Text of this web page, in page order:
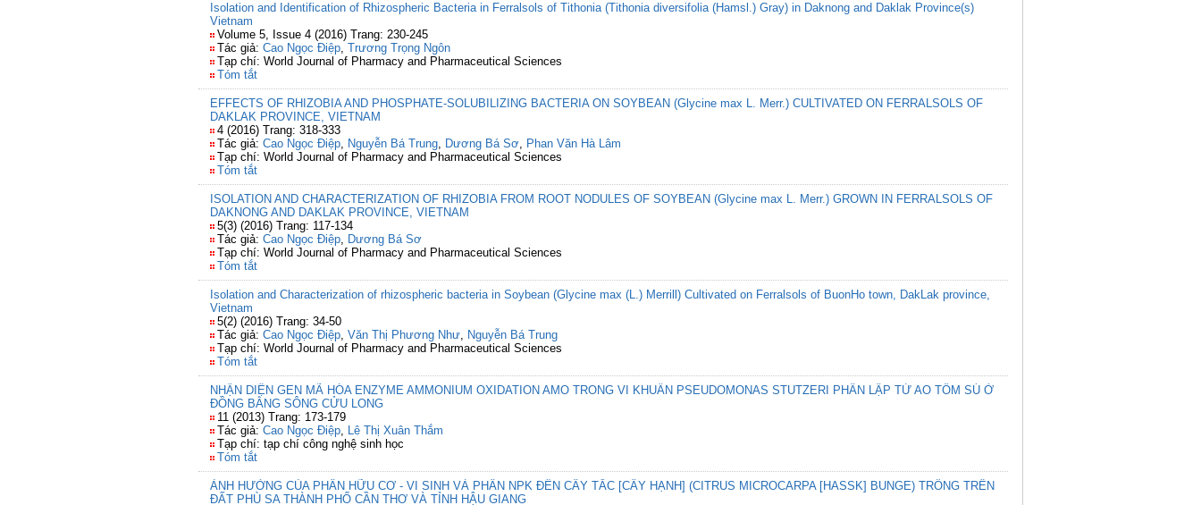
Isolation and Identification of Rhizospheric Bacteria in Ferralsols of Tithonia (Tithonia diversifolia (Hamsl.) Gray) in Daknong and Daklak Province(s)
Vietnam
Volume 5, Issue 4 (2016) Trang: 230-245
Tác giả: Cao Ngọc Điệp, Trương Trọng Ngôn
Tạp chí: World Journal of Pharmacy and Pharmaceutical Sciences
Tóm tắt
EFFECTS OF RHIZOBIA AND PHOSPHATE-SOLUBILIZING BACTERIA ON SOYBEAN (Glycine max L. Merr.) CULTIVATED ON FERRALSOLS OF
DAKLAK PROVINCE, VIETNAM
4 (2016) Trang: 318-333
Tác giả: Cao Ngọc Điệp, Nguyễn Bá Trung, Dương Bá Sơ, Phan Văn Hà Lâm
Tạp chí: World Journal of Pharmacy and Pharmaceutical Sciences
Tóm tắt
ISOLATION AND CHARACTERIZATION OF RHIZOBIA FROM ROOT NODULES OF SOYBEAN (Glycine max L. Merr.) GROWN IN FERRALSOLS OF
DAKNONG AND DAKLAK PROVINCE, VIETNAM
5(3) (2016) Trang: 117-134
Tác giả: Cao Ngọc Điệp, Dương Bá Sơ
Tạp chí: World Journal of Pharmacy and Pharmaceutical Sciences
Tóm tắt
Isolation and Characterization of rhizospheric bacteria in Soybean (Glycine max (L.) Merrill) Cultivated on Ferralsols of BuonHo town, DakLak province,
Vietnam
5(2) (2016) Trang: 34-50
Tác giả: Cao Ngọc Điệp, Văn Thị Phương Như, Nguyễn Bá Trung
Tạp chí: World Journal of Pharmacy and Pharmaceutical Sciences
Tóm tắt
NHẬN DIỆN GEN MÃ HÓA ENZYME AMMONIUM OXIDATION AMO TRONG VI KHUẨN PSEUDOMONAS STUTZERI PHÂN LẬP TỪ AO TÔM SÚ Ở
ĐỒNG BẰNG SÔNG CỬU LONG
11 (2013) Trang: 173-179
Tác giả: Cao Ngọc Điệp, Lê Thị Xuân Thắm
Tạp chí: tạp chí công nghệ sinh học
Tóm tắt
ẢNH HƯỞNG CỦA PHÂN HỮU CƠ - VI SINH VÀ PHÂN NPK ĐẾN CÂY TẮC [CÂY HẠNH] (CITRUS MICROCARPA [HASSK] BUNGE) TRỒNG TRÊN
ĐẤT PHÙ SA THÀNH PHỐ CẦN THƠ VÀ TỈNH HẬU GIANG